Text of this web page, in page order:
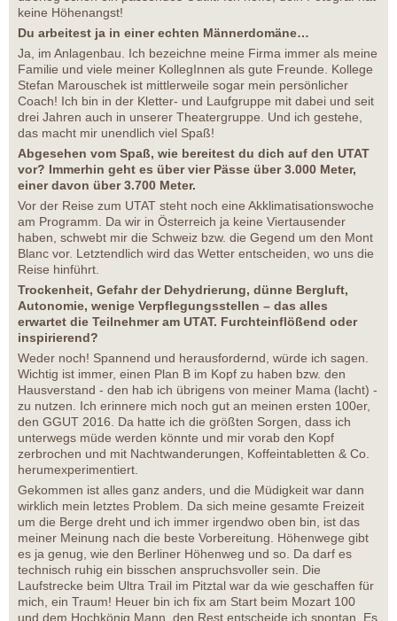
keine Höhenangst!
Du arbeitest ja in einer echten Männerdomäne…
Ja, im Anlagenbau. Ich bezeichne meine Firma immer als meine
Familie und viele meiner KollegInnen als gute Freunde. Kollege
Stefan Marouschek ist mittlerweile sogar mein persönlicher
Coach! Ich bin in der Kletter- und Laufgruppe mit dabei und seit
drei Jahren auch in unserer Theatergruppe. Und ich gestehe,
das macht mir unendlich viel Spaß!
Abgesehen vom Spaß, wie bereitest du dich auf den UTAT
vor? Immerhin geht es über vier Pässe über 3.000 Meter,
einer davon über 3.700 Meter.
Vor der Reise zum UTAT steht noch eine Akklimatisationswoche
am Programm. Da wir in Österreich ja keine Viertausender
haben, schwebt mir die Schweiz bzw. die Gegend um den Mont
Blanc vor. Letztendlich wird das Wetter entscheiden, wo uns die
Reise hinführt.
Trockenheit, Gefahr der Dehydrierung, dünne Bergluft,
Autonomie, wenige Verpflegungsstellen – das alles
erwartet die Teilnehmer am UTAT. Furchteinflößend oder
inspirierend?
Weder noch! Spannend und herausfordernd, würde ich sagen.
Wichtig ist immer, einen Plan B im Kopf zu haben bzw. den
Hausverstand - den hab ich übrigens von meiner Mama (lacht) -
zu nutzen. Ich erinnere mich noch gut an meinen ersten 100er,
den GGUT 2016. Da hatte ich die größten Sorgen, dass ich
unterwegs müde werden könnte und mir vorab den Kopf
zerbrochen und mit Nachtwanderungen, Koffeintabletten & Co.
herumexperimentiert.
Gekommen ist alles ganz anders, und die Müdigkeit war dann
wirklich mein letztes Problem. Da sich meine gesamte Freizeit
um die Berge dreht und ich immer irgendwo oben bin, ist das
meiner Meinung nach die beste Vorbereitung. Höhenwege gibt
es ja genug, wie den Berliner Höhenweg und so. Da darf es
technisch ruhig ein bisschen anspruchsvoller sein. Die
Laufstrecke beim Ultra Trail im Pitztal war da wie geschaffen für
mich, ein Traum! Heuer bin ich fix am Start beim Mozart 100
und dem Hochkönig Mann, den Rest entscheide ich spontan. Es